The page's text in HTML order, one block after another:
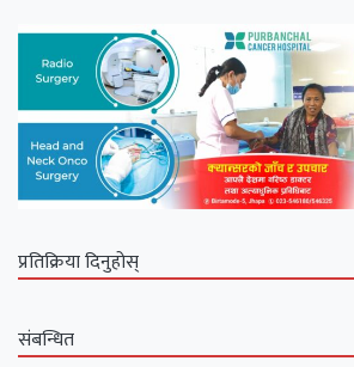
प्रतिक्रिया दिनुहोस्
संबन्धित